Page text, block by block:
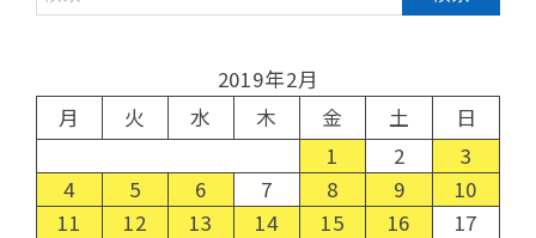
2019年2月
月
火 水 木 金 土
日
1
2
3
4
5 6 7 8 9
10
11
12 13 14 15 16
17